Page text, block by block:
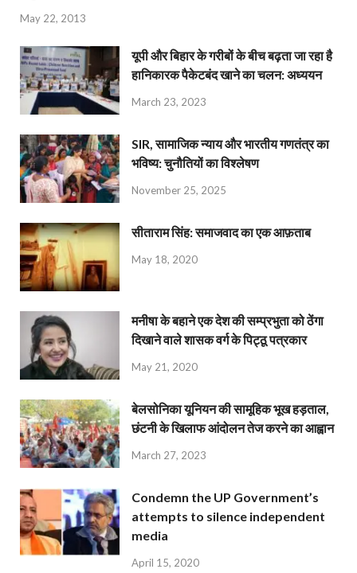
May 22, 2013
यूपी और बिहार के गरीबों के बीच बढ़ता जा रहा है
हानिकारक पैकेटबंद खाने का चलन: अध्ययन
March 23, 2023
SIR, सामाजिक न्याय और भारतीय गणतंत्र का
भविष्य: चुनौतियों का विश्लेषण
November 25, 2025
सीताराम सिंह: समाजवाद का एक आफ़ताब
May 18, 2020
मनीषा के बहाने एक देश की सम्प्रभुता को ठेंगा
दिखाने वाले शासक वर्ग के पिट्ठू पत्रकार
May 21, 2020
बेलसोनिका यूनियन की सामूहिक भूख हड़ताल,
छंटनी के खिलाफ आंदोलन तेज करने का आह्वान
March 27, 2023
Condemn the UP Government’s
attempts to silence independent
media
April 15, 2020